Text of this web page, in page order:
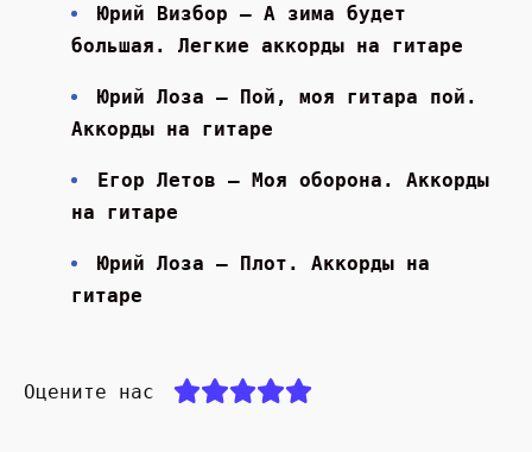
Юрий Визбор — А зима будет
большая. Легкие аккорды на гитаре
Юрий Лоза — Пой, моя гитара пой.
Аккорды на гитаре
Егор Летов — Моя оборона. Аккорды
на гитаре
Юрий Лоза — Плот. Аккорды на
гитаре
Оцените нас